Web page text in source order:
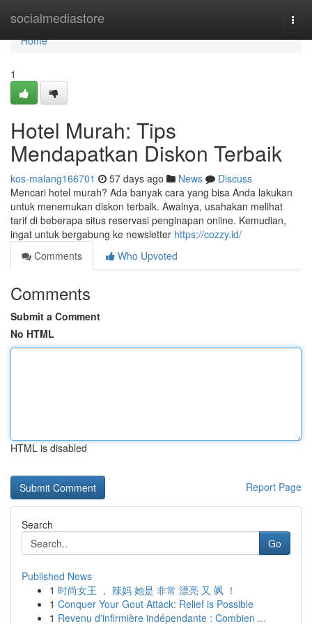
socialmediastore
Home
Home
1
Hotel Murah: Tips
Mendapatkan Diskon Terbaik
kos-malang166701 57 days ago News
Discuss
Mencari hotel murah? Ada banyak cara yang bisa Anda lakukan
untuk menemukan diskon terbaik. Awalnya, usahakan melihat
tarif di beberapa situs reservasi penginapan online. Kemudian,
ingat untuk bergabung ke newsletter https://cozzy.id/
Comments
Who Upvoted
Comments
Submit a Comment
No HTML
HTML is disabled
Report Page
Search
Go
Published News
1 时尚女王 ， 辣妈 她是 非常 漂亮 又 飒 ！
1 Conquer Your Gout Attack: Relief is Possible
1 Revenu d'infirmière indépendante : Combien ...